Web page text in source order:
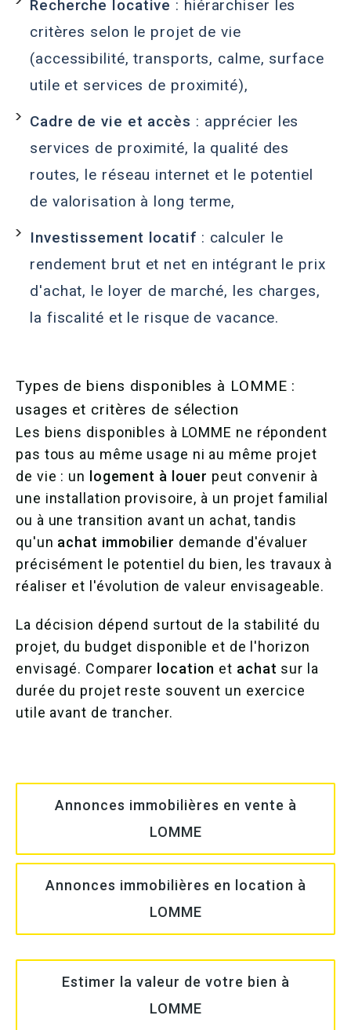
Recherche locative : hiérarchiser les
critères selon le projet de vie
(accessibilité, transports, calme, surface
utile et services de proximité),
Cadre de vie et accès : apprécier les
services de proximité, la qualité des
routes, le réseau internet et le potentiel
de valorisation à long terme,
Investissement locatif : calculer le
rendement brut et net en intégrant le prix
d'achat, le loyer de marché, les charges,
la fiscalité et le risque de vacance.
Types de biens disponibles à LOMME :
usages et critères de sélection
Les biens disponibles à LOMME ne répondent
pas tous au même usage ni au même projet
de vie : un
logement à louer peut convenir à
une installation provisoire, à un projet familial
ou à une transition avant un achat, tandis
qu'un achat immobilier demande d'évaluer
précisément le potentiel du bien, les travaux à
réaliser et l'évolution de valeur envisageable.
La décision dépend surtout de la stabilité du
projet, du budget disponible et de l'horizon
envisagé. Comparer location et achat sur la
durée du projet reste souvent un exercice
utile avant de trancher.
Annonces immobilières en vente à
LOMME
Annonces immobilières en location à
LOMME
Estimer la valeur de votre bien à
LOMME